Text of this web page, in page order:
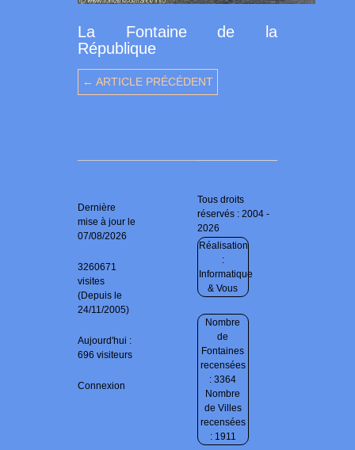
La Fontaine de la
République
← ARTICLE PRÉCÉDENT
Dernière
mise à jour le
07/08/2026
3260671
visites
(Depuis le
24/11/2005)
Aujourd'hui :
696 visiteurs
Connexion
Tous droits
réservés : 2004 -
2026
Réalisation
:
Informatique
& Vous
Nombre
de
Fontaines
recensées
: 3364
Nombre
de Villes
recensées
: 1911